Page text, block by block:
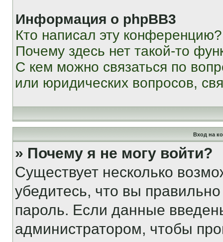
Информация о phpBB3
Кто написал эту конференцию?
Почему здесь нет такой-то
С кем можно связаться по
или юридических вопросов,
Вход на
» Почему я не могу войти?
Существует несколько
убедитесь, что вы
пароль. Если данные
администратором, чтобы